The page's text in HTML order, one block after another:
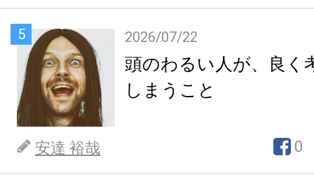
5 2026/07/22
頭のわるい人が、良く
しまうこと
安達 裕哉 0